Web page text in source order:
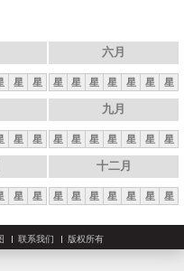
星 星
六月
星 星 星 星 星 星 星
星 星
九月
星 星 星 星 星 星 星
星 星
十二月
星 星 星 星 星 星 星
联系我们 版权所有